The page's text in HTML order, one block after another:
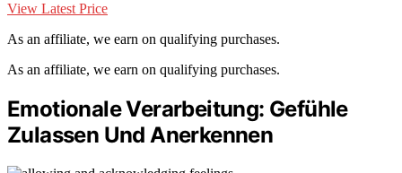
View Latest Price
As an affiliate, we earn on qualifying purchases.
As an affiliate, we earn on qualifying purchases.
Emotionale Verarbeitung: Gefühle
Zulassen Und Anerkennen